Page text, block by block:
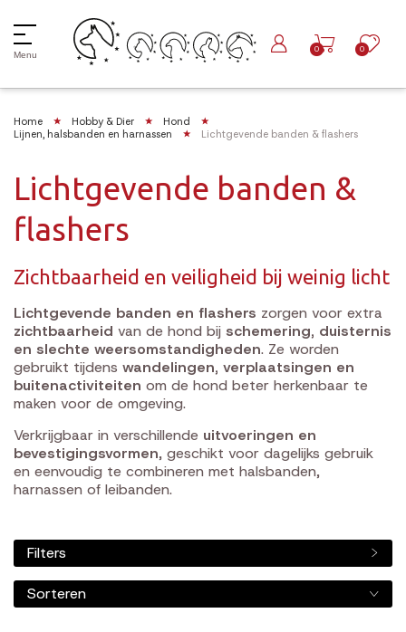
Menu
0 0
Home Hobby & Dier
Hond
Lijnen, halsbanden en harnassen
Lichtgevende banden & flashers
Lichtgevende banden &
flashers
Zichtbaarheid en veiligheid bij weinig licht
Lichtgevende banden en flashers zorgen voor extra
zichtbaarheid van de hond bij schemering, duisternis
en slechte weersomstandigheden. Ze worden
gebruikt tijdens wandelingen, verplaatsingen en
buitenactiviteiten om de hond beter herkenbaar te
maken voor de omgeving.
Verkrijgbaar in verschillende uitvoeringen en
bevestigingsvormen, geschikt voor dagelijks gebruik
en eenvoudig te combineren met halsbanden,
harnassen of leibanden.
Filters
Sorteren